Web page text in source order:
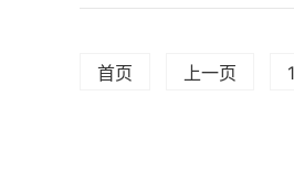
首页 上一页 1